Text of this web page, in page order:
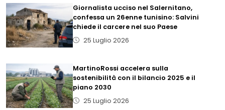
Giornalista ucciso nel Salernitano,
confessa un 26enne tunisino: Salvini
chiede il carcere nel suo Paese
25 Luglio 2026
MartinoRossi accelera sulla
sostenibilità con il bilancio 2025 e il
piano 2030
25 Luglio 2026